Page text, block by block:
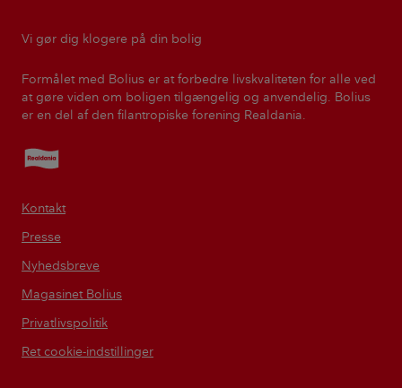
Vi gør dig klogere på din bolig
Formålet med Bolius er at forbedre livskvaliteten for alle ved
at gøre viden om boligen tilgængelig og anvendelig. Bolius
er en del af den filantropiske forening Realdania.
Realdania
Kontakt
Presse
Nyhedsbreve
Magasinet Bolius
Privatlivspolitik
Ret cookie-indstillinger